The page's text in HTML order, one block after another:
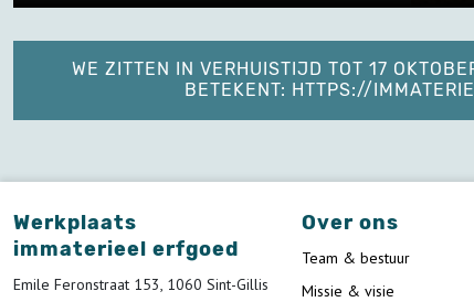
WE ZITTEN IN VERHUISTIJD TOT 17
BETEKENT: HTTPS://
Werkplaats
immaterieel erfgoed
Emile Feronstraat 153, 1060 Sint-Gillis
Over ons
Team & bestuur
Missie & visie